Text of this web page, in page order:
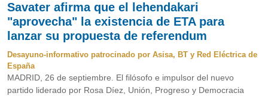
Savater afirma que el lehendakari
"aprovecha" la existencia de ETA para
lanzar su propuesta de referendum
Desayuno-informativo patrocinado por Asisa, BT y Red Eléctrica de
España
MADRID, 26 de septiembre. El filósofo e impulsor del nuevo
partido liderado por Rosa Díez, Unión, Progreso y Democracia